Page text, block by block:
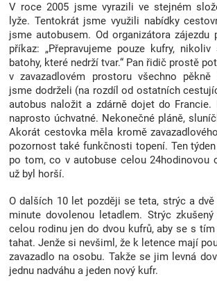
Značky
Blog
Hračkářství
Přihlášení
V roce 2005 jsme vyrazili ve stejném
lyže. Tentokrát jsme využili nabídky
jsme autobusem. Od organizátora zájezdu
příkaz: „Přepravujeme pouze kufry,
batohy, které nedrží tvar.“ Pan řidič prostě
v zavazadlovém prostoru všechno
jsme dodrželi (na rozdíl od ostatních
autobus naložit a zdárně dojet do Francie.
naprosto úchvatné. Nekonečné pláně,
Akorát cestovka měla kromě
pozornost také funkčnosti topení. Ten
po tom, co v autobuse celou 24hodinovou
už byl horší.
O dalších 10 let později se teta, strýc a
minute dovolenou letadlem. Strýc zkušený
celou rodinu jen do dvou kufrů, aby se s
tahat. Jenže si nevšiml, že k letence mají
zavazadlo na osobu. Takže se jim levná
jednu nadváhu a jeden nový kufr.